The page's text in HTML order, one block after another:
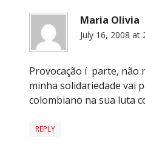
Maria Olivia
July 16, 2008 at
Provocação í parte, não
minha solidariedade vai
colombiano na sua luta
REPLY